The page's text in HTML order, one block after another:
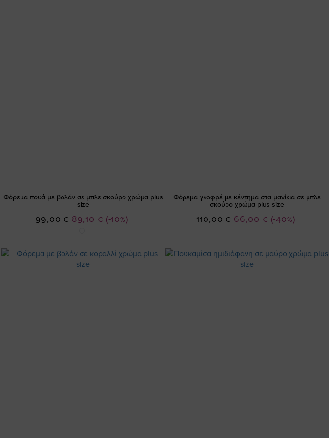
Φόρεμα πουά με βολάν σε μπλε σκούρο χρώμα plus
size
(-10%)
Ειδική
89,10 €
99,00 €
Φόρεμα γκοφρέ με κέντημα στα μανίκια σε μπλε
σκούρο χρώμα plus size
(-40%)
Ειδική
66,00 €
110,00 €